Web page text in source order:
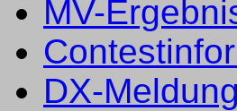
MV-
DX-